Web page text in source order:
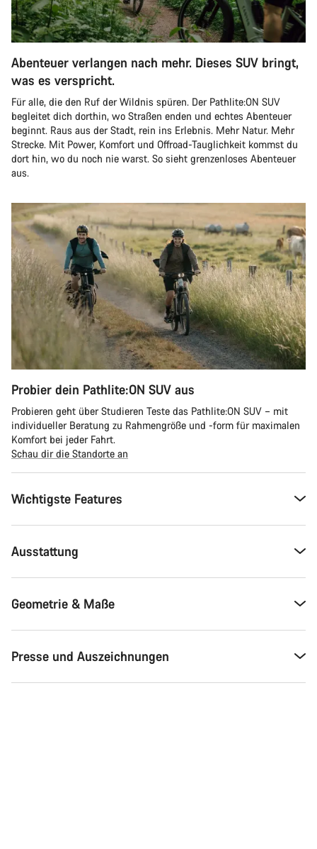
Abenteuer verlangen nach mehr. Dieses SUV bringt,
was es verspricht.
Für alle, die den Ruf der Wildnis spüren. Der Pathlite:ON SUV
begleitet dich dorthin, wo Straßen enden und echtes Abenteuer
beginnt. Raus aus der Stadt, rein ins Erlebnis. Mehr Natur. Mehr
Strecke. Mit Power, Komfort und Offroad-Tauglichkeit kommst du
dort hin, wo du noch nie warst. So sieht grenzenloses Abenteuer
aus.
Probier dein Pathlite:ON SUV aus
Probieren geht über Studieren Teste das Pathlite:ON SUV – mit
individueller Beratung zu Rahmengröße und -form für maximalen
Komfort bei jeder Fahrt.
Schau dir die Standorte an
Wichtigste Features
Ausstattung
Geometrie & Maße
Presse und Auszeichnungen